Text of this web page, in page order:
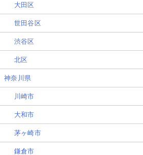
大田区
世田谷区
渋谷区
北区
神奈川県
川崎市
大和市
茅ヶ崎市
鎌倉市